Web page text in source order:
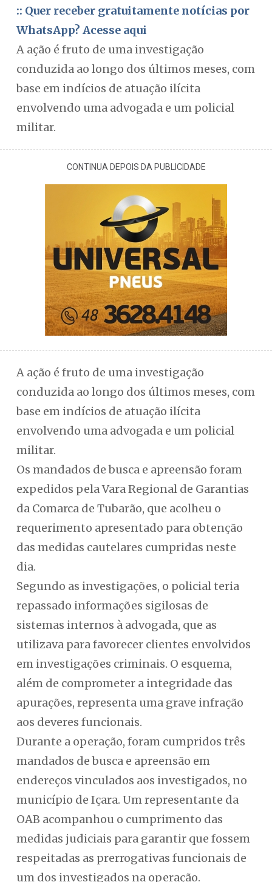
:: Quer receber gratuitamente notícias por
WhatsApp? Acesse aqui
A ação é fruto de uma investigação
conduzida ao longo dos últimos meses, com
base em indícios de atuação ilícita
envolvendo uma advogada e um policial
militar.
CONTINUA DEPOIS DA PUBLICIDADE
A ação é fruto de uma investigação
conduzida ao longo dos últimos meses, com
base em indícios de atuação ilícita
envolvendo uma advogada e um policial
militar.
Os mandados de busca e apreensão foram
expedidos pela Vara Regional de Garantias
da Comarca de Tubarão, que acolheu o
requerimento apresentado para obtenção
das medidas cautelares cumpridas neste
dia.
Segundo as investigações, o policial teria
repassado informações sigilosas de
sistemas internos à advogada, que as
utilizava para favorecer clientes envolvidos
em investigações criminais. O esquema,
além de comprometer a integridade das
apurações, representa uma grave infração
aos deveres funcionais.
Durante a operação, foram cumpridos três
mandados de busca e apreensão em
endereços vinculados aos investigados, no
município de Içara. Um representante da
OAB acompanhou o cumprimento das
medidas judiciais para garantir que fossem
respeitadas as prerrogativas funcionais de
um dos investigados na operação.